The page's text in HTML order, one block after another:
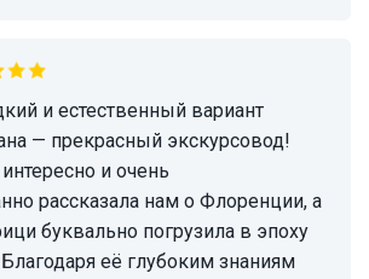
— прекрасный экскурсовод!
и очень
рассказала нам о Флоренции, а
буквально погрузила в эпоху
её глубоким знаниям